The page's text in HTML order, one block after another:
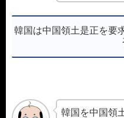
韓国は中国領土是正を要
韓国を中国領